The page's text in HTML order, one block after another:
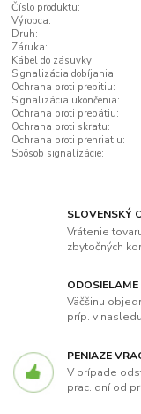
Číslo produktu:
Výrobca:
Druh:
Záruka:
Kábel do zásuvky:
Signalizácia dobíjania:
Ochrana proti prebitiu:
Signalizácia ukončenia:
Ochrana proti prepätiu:
Ochrana proti skratu:
Ochrana proti prehriatiu:
Spôsob signalízácie:
SLOVENSKÝ
Vrátenie
zbytočných
Väčšinu
príp. v
PENIAZE
V prípade
prac. dní od